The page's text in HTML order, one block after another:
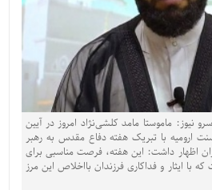
نیوز: ماموستا مامد کلشی‌نژاد امروز در آیین
ارومیه با تبریک هفته دفاع مقدس به رهبر
اظهار داشت: این هفته، فرصت مناسبی برای
ایثار و فداکاری فرزندان بااخلاص این مرز